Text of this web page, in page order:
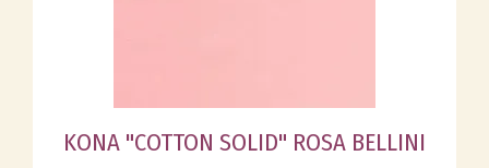
KONA "COTTON SOLID" ROSA BELLINI